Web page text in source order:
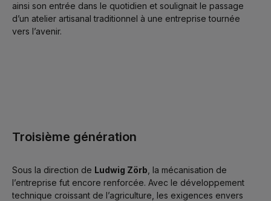
ainsi son entrée dans le quotidien et soulignait le passage
d’un atelier artisanal traditionnel à une entreprise tournée
vers l’avenir.
Troisième génération
Sous la direction de Ludwig Zörb , la mécanisation de
l’entreprise fut encore renforcée. Avec le développement
technique croissant de l’agriculture, les exigences envers